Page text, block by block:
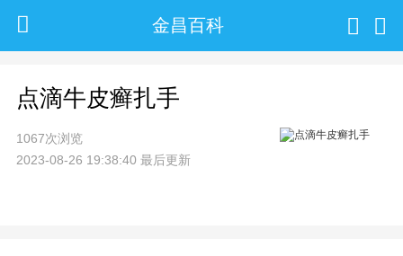
金昌百科
点滴牛皮癣扎手
1067次浏览
2023-08-26 19:38:40 最后更新